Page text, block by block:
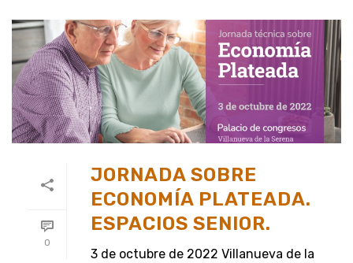
0
JORNADA SOBRE
ECONOMÍA PLATEADA.
ESPACIOS SENIOR.
3 de octubre de 2022 Villanueva de la